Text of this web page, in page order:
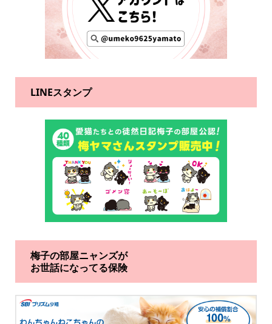
LINEスタンプ
梅子の部屋ニャンズが
お世話になってる保険